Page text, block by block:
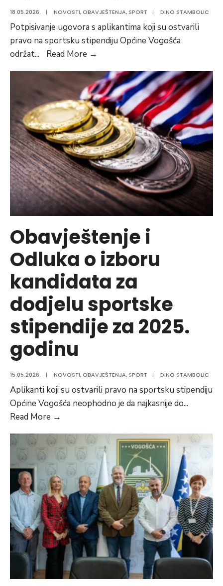
18.05.2026. | NOVOSTI,OBAVJEŠTENJA, SPORT | DINO STAMBOLIC
Potpisivanje ugovora s aplikantima koji su ostvarili
pravo na sportsku stipendiju Općine Vogošća
održat... Read More →
terminu
potpisivanja
ugovora
s
aplikantima
koji
su
ostvarili
pravo
na
sportsku
stipendiju
Općine
Vogošća
Obavještenje i
Odluka o izboru
kandidata za
dodjelu sportske
stipendije za 2025.
godinu
15.05.2026. | NOVOSTI,OBAVJEŠTENJA, SPORT | DINO STAMBOLIC
Aplikanti koji su ostvarili pravo na sportsku stipendiju
Općine Vogošća neophodno je da najkasnije do...
Read More →
Odluka
o
izboru
kandidata
za
dodjelu
sportske
stipendije
za
2025.
godinu